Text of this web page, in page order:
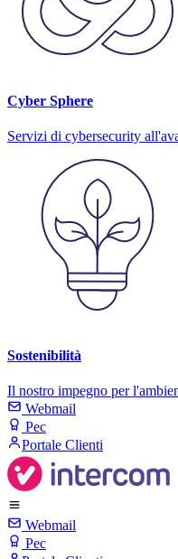
Cyber Sphere
Servizi di cybersecurity
Sostenibilità
Il nostro impegno per
Webmail
Pec
Portale Clienti
Webmail
Pec